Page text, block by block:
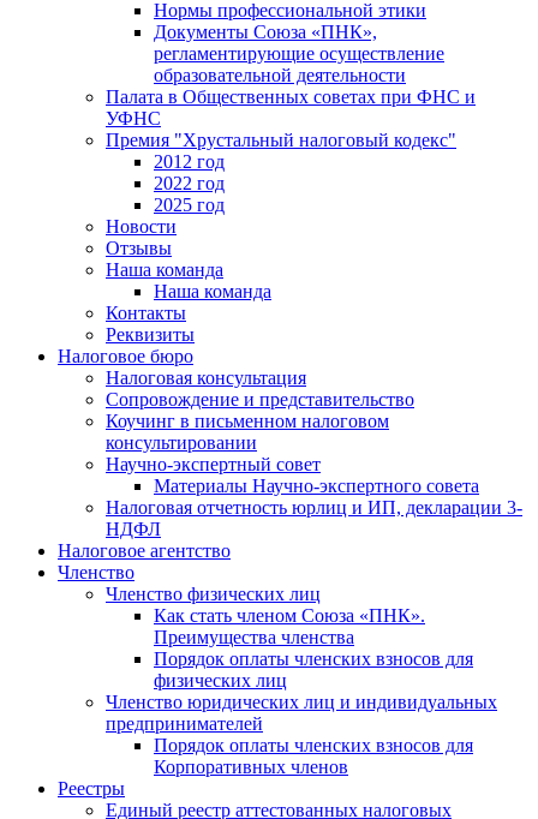
Нормы профессиональной этики
Документы Союза «ПНК»,
регламентирующие осуществление
образовательной деятельности
Палата в Общественных советах при ФНС и
УФНС
Премия "Хрустальный налоговый кодекс"
2012 год
2022 год
2025 год
Новости
Отзывы
Наша команда
Наша команда
Контакты
Реквизиты
Налоговое бюро
Налоговая консультация
Cопровождение и представительство
Коучинг в письменном налоговом
консультировании
Научно-экспертный совет
Материалы Научно-экспертного совета
Налоговая отчетность юрлиц и ИП, декларации 3-
НДФЛ
Налоговое агентство
Членство
Членство физических лиц
Как стать членом Союза «ПНК».
Преимущества членства
Порядок оплаты членских взносов для
физических лиц
Членство юридических лиц и индивидуальных
предпринимателей
Порядок оплаты членских взносов для
Корпоративных членов
Реестры
Единый реестр аттестованных налоговых